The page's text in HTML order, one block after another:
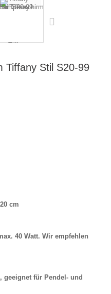
Tiffany Stil S20-99
cm
40 Watt. Wir empfehlen
geeignet für Pendel- und